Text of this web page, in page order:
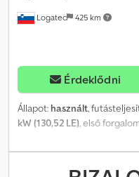
Logatec 425 km
Érdeklődni
Állapot: használt,
kW (130,52 LE), első
,
mechanikai, kibocsátási
20 m³, raktér